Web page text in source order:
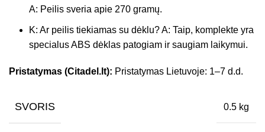
A: Peilis sveria apie 270 gramų.
K: Ar peilis tiekiamas su dėklu? A: Taip, komplekte yra
specialus ABS dėklas patogiam ir saugiam laikymui.
Pristatymas (Citadel.lt): Pristatymas Lietuvoje: 1–7 d.d.
SVORIS 0.5 kg